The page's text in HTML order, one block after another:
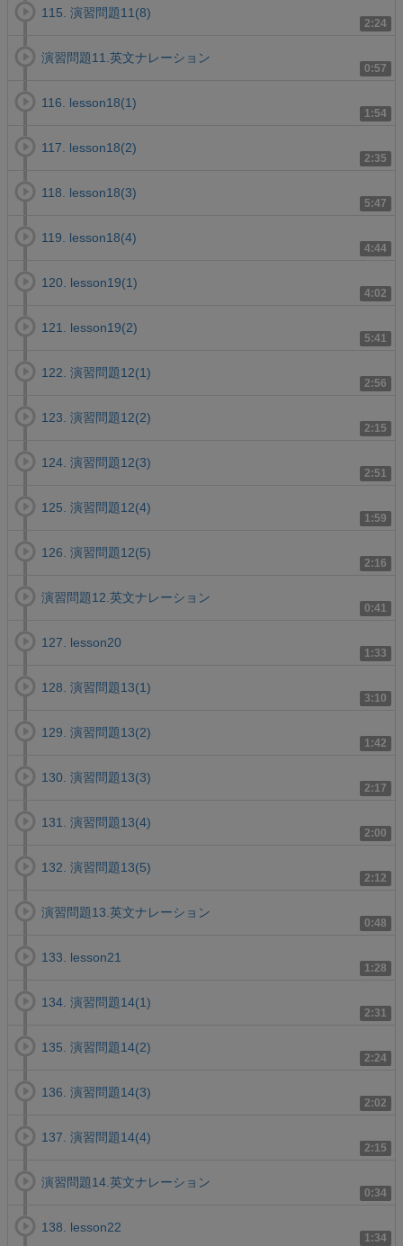
2:24
115. 演習問題11(8)
0:57
演習問題11.英文ナレーション
1:54
116. lesson18(1)
2:35
117. lesson18(2)
5:47
118. lesson18(3)
4:44
119. lesson18(4)
4:02
120. lesson19(1)
5:41
121. lesson19(2)
2:56
122. 演習問題12(1)
2:15
123. 演習問題12(2)
2:51
124. 演習問題12(3)
1:59
125. 演習問題12(4)
2:16
126. 演習問題12(5)
0:41
演習問題12.英文ナレーション
1:33
127. lesson20
3:10
128. 演習問題13(1)
1:42
129. 演習問題13(2)
2:17
130. 演習問題13(3)
2:00
131. 演習問題13(4)
2:12
132. 演習問題13(5)
0:48
演習問題13.英文ナレーション
1:28
133. lesson21
2:31
134. 演習問題14(1)
2:24
135. 演習問題14(2)
2:02
136. 演習問題14(3)
2:15
137. 演習問題14(4)
0:34
演習問題14.英文ナレーション
1:34
138. lesson22